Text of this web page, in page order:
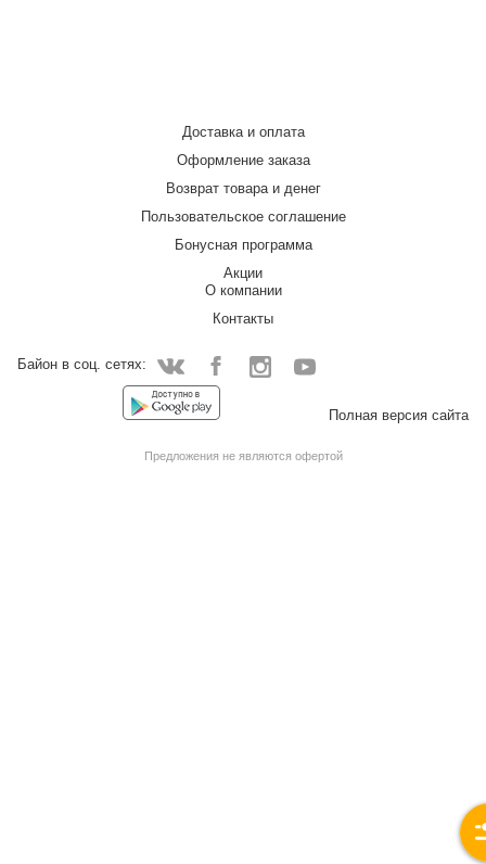
Доставка и оплата
Оформление заказа
Возврат товара и денег
Пользовательское соглашение
Бонусная программа
Акции
О компании
Контакты
Байон в соц. сетях:
VkontakteFacebook
Полная версия сайта
Предложения не являются офертой